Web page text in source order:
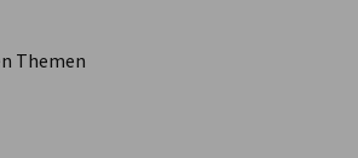
Themen